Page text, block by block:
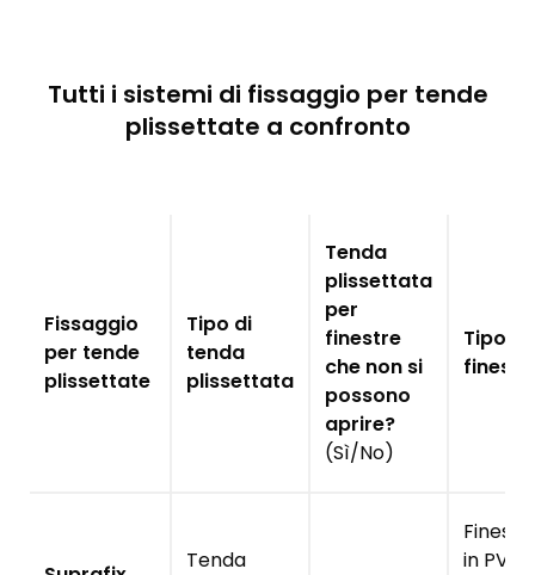
Tutti i sistemi di fissaggio per tende
plissettate a confronto
Fissaggio
per tende
plissettate
Tipo di
tenda
plissettata
Tenda
plissettata
per
finestre
che non si
possono
aprire?
(Sì/No)
Tipo di
Tenda
in PVC